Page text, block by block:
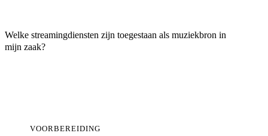
Welke streamingdiensten zijn toegestaan als muziekbron in
mijn zaak?
VOORBEREIDING